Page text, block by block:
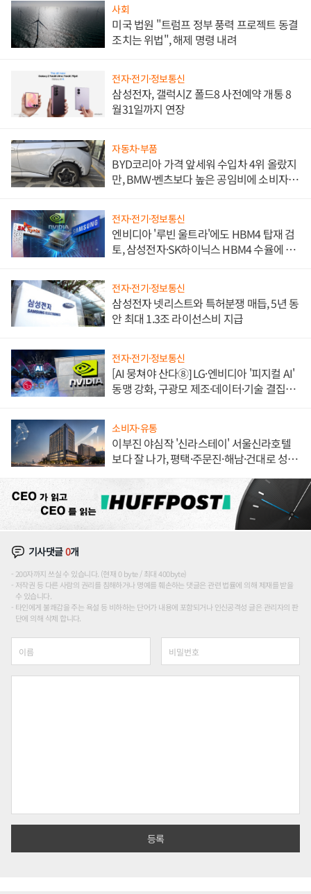
사회
미국 법원 "트럼프 정부 풍력 프로젝트 동결
조치는 위법", 해제 명령 내려
전자·전기·정보통신
삼성전자, 갤럭시Z 폴드8 사전예약 개통 8
월31일까지 연장
자동차·부품
BYD코리아 가격 앞세워 수입차 4위 올랐지
만, BMW·벤츠보다 높은 공임비에 소비자
전자·전기·정보통신
엔비디아 '루빈 울트라'에도 HBM4 탑재 검
토, 삼성전자·SK하이닉스 HBM4 수율에 주
전자·전기·정보통신
삼성전자 넷리스트와 특허분쟁 매듭, 5년 동
안 최대 1.3조 라이선스비 지급
전자·전기·정보통신
[AI 뭉쳐야 산다⑧] LG·엔비디아 '피지컬 AI'
동맹 강화, 구광모 제조·데이터·기술 결집
소비자·유통
이부진 야심작 '신라스테이' 서울신라호텔
보다 잘 나가, 평택·주문진·해남·건대로 성
기사댓글0개
200자까지 쓰실 수 있습니다. (현재 0 byte / 최대 400byte)
저작권 등 다른 사람의 권리를 침해하거나 명예를 훼손하는 댓글은 관련 법률에 의해 제재를 받을
수 있습니다.
타인에게 불쾌감을 주는 욕설 등 비하하는 단어가 내용에 포함되거나 인신공격성 글은 관리자의 판
단에 의해 삭제 합니다.